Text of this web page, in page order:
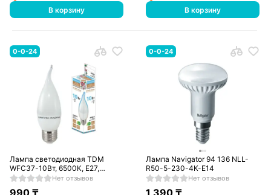
В корзину В корзину
0-0-24
Лампа светодиодная TDM
WFС37-10Вт, 6500К, E27,
(свеча на ветру)Нет отзывов
990₸
0-0-24
Лампа Navigator 94 136 NLL-
R50-5-230-4K-E14
Нет отзывов
1 390 ₸